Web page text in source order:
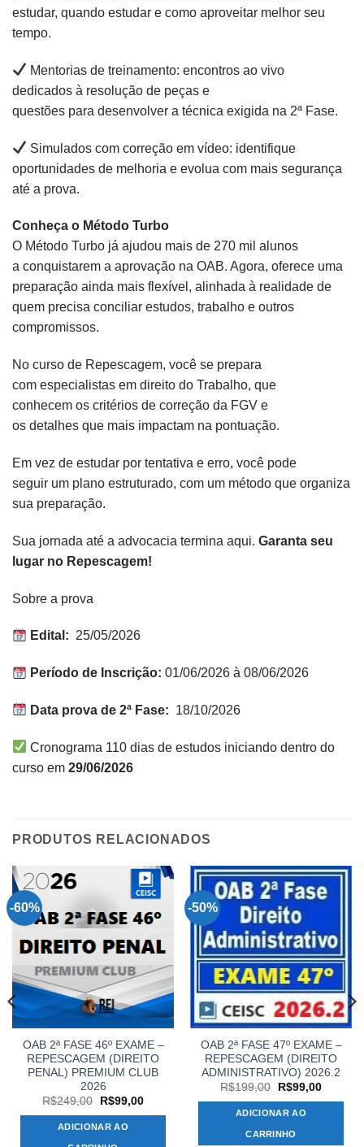
estudar, quando estudar e como aproveitar melhor seu
tempo.
Mentorias de treinamento: encontros ao vivo
dedicados à resolução de peças e
questões para desenvolver a técnica exigida na 2ª Fase.
Simulados com correção em vídeo: identifique
oportunidades de melhoria e evolua com mais segurança
até a prova.
Conheça o Método Turbo
O Método Turbo já ajudou mais de 270 mil alunos
a conquistarem a aprovação na OAB. Agora, oferece uma
preparação ainda mais flexível, alinhada à realidade de
quem precisa conciliar estudos, trabalho e outros
compromissos.
No curso de Repescagem, você se prepara
com especialistas em direito do Trabalho, que
conhecem os critérios de correção da FGV e
os detalhes que mais impactam na pontuação.
Em vez de estudar por tentativa e erro, você pode
seguir um plano estruturado, com um método que organiza
sua preparação.
Sua jornada até a advocacia termina aqui. Garanta seu
lugar no Repescagem!
Sobre a prova
Edital: 25/05/2026
Período de Inscrição: 01/06/2026 à 08/06/2026
Data prova de 2ª Fase: 18/10/2026
Cronograma 110 dias de estudos iniciando dentro do
curso em 29/06/2026
PRODUTOS RELACIONADOS
-60%
OAB 2ª FASE 46º EXAME –
REPESCAGEM (DIREITO
PENAL) PREMIUM CLUB
2026
R$249,00
O
original
era:
R$249,00.
R$99,00O
ADICIONAR AO
-50%
OAB 2ª FASE 47º EXAME –
REPESCAGEM (DIREITO
ADMINISTRATIVO) 2026.2
R$199,00
O
original
era:
R$199,00.
R$99,00O
ADICIONAR AO
CARRINHO